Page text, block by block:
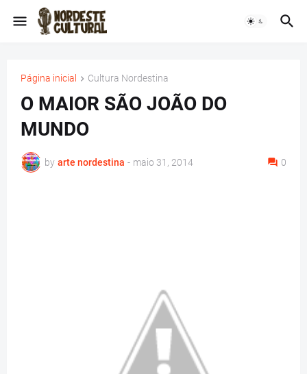
Página inicial Cultura Nordestina
O MAIOR SÃO JOÃO DO
MUNDO
by arte nordestina - maio 31, 2014 0